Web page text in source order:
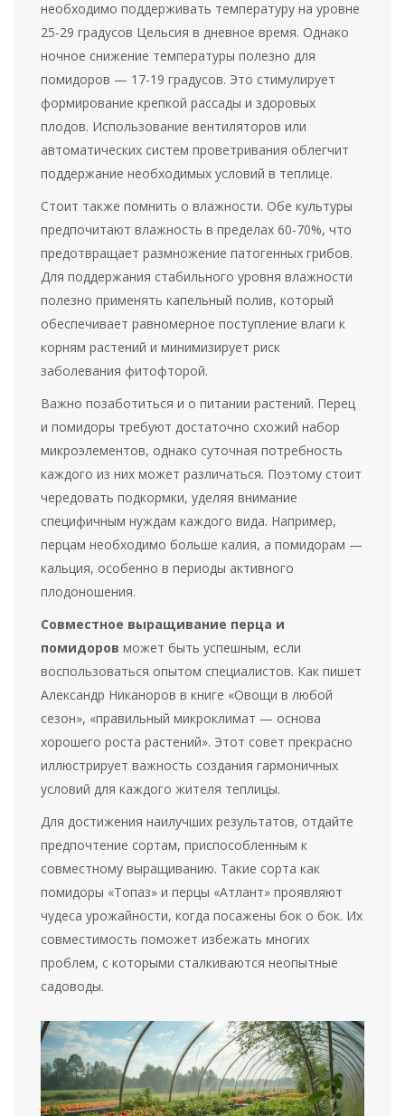
необходимо поддерживать температуру на уровне
25-29 градусов Цельсия в дневное время. Однако
ночное снижение температуры полезно для
помидоров — 17-19 градусов. Это стимулирует
формирование крепкой рассады и здоровых
плодов. Использование вентиляторов или
автоматических систем проветривания облегчит
поддержание необходимых условий в теплице.
Стоит также помнить о влажности. Обе культуры
предпочитают влажность в пределах 60-70%, что
предотвращает размножение патогенных грибов.
Для поддержания стабильного уровня влажности
полезно применять капельный полив, который
обеспечивает равномерное поступление влаги к
корням растений и минимизирует риск
заболевания фитофторой.
Важно позаботиться и о питании растений. Перец
и помидоры требуют достаточно схожий набор
микроэлементов, однако суточная потребность
каждого из них может различаться. Поэтому стоит
чередовать подкормки, уделяя внимание
специфичным нуждам каждого вида. Например,
перцам необходимо больше калия, а помидорам —
кальция, особенно в периоды активного
плодоношения.
Совместное выращивание перца и
помидоров может быть успешным, если
воспользоваться опытом специалистов. Как пишет
Александр Никаноров в книге «Овощи в любой
сезон», «правильный микроклимат — основа
хорошего роста растений». Этот совет прекрасно
иллюстрирует важность создания гармоничных
условий для каждого жителя теплицы.
Для достижения наилучших результатов, отдайте
предпочтение сортам, приспособленным к
совместному выращиванию. Такие сорта как
помидоры «Топаз» и перцы «Атлант» проявляют
чудеса урожайности, когда посажены бок о бок. Их
совместимость поможет избежать многих
проблем, с которыми сталкиваются неопытные
садоводы.